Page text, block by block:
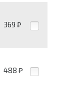
369 ₽
488 ₽